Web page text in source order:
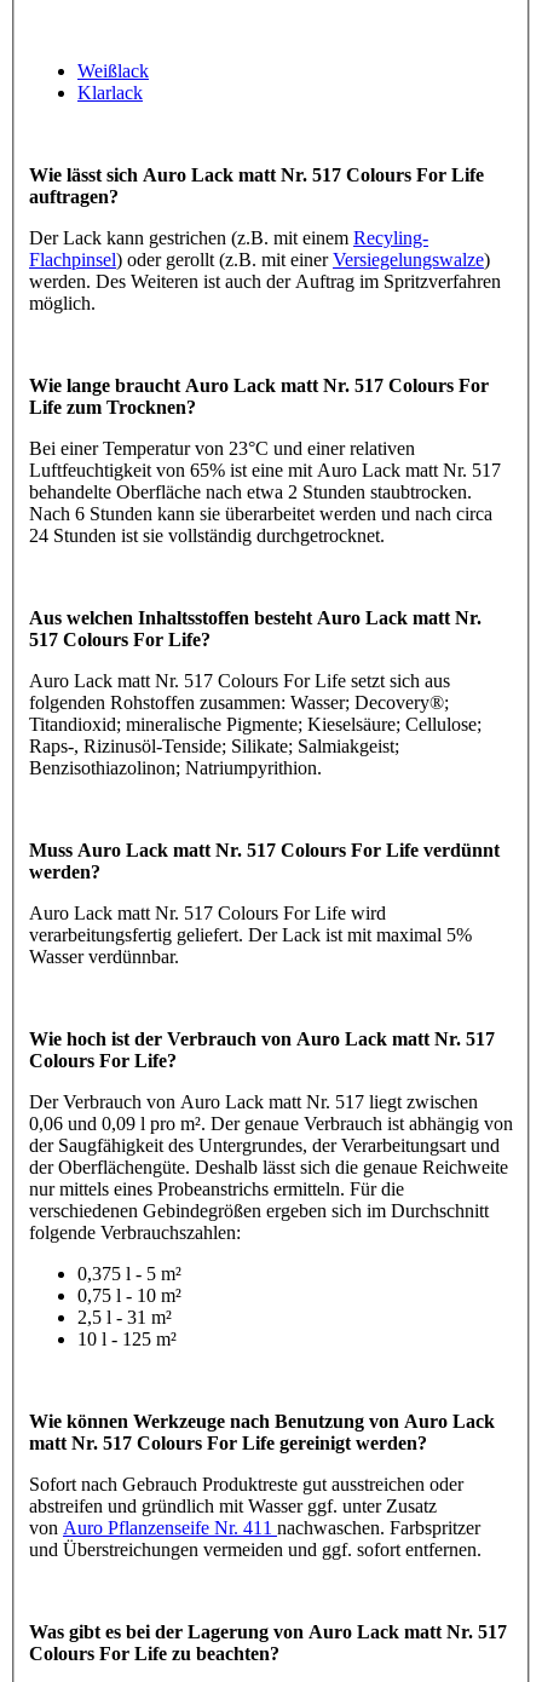
Weißlack
Klarlack
Wie lässt sich Auro Lack matt Nr. 517 Colours For Life
auftragen?
Der Lack kann gestrichen (z.B. mit einem Recyling-
Flachpinsel) oder gerollt (z.B. mit einerVersiegelungswalze)
werden. Des Weiteren ist auch der Auftrag im Spritzverfahren
möglich.
Wie lange braucht Auro Lack matt Nr. 517 Colours For
Life zum Trocknen?
Bei einer Temperatur von 23°C und einer relativen
Luftfeuchtigkeit von 65% ist eine mit Auro Lack matt Nr. 517
behandelte Oberfläche nach etwa 2 Stunden staubtrocken.
Nach 6 Stunden kann sie überarbeitet werden und nach circa
24 Stunden ist sie vollständig durchgetrocknet.
Aus welchen Inhaltsstoffen besteht Auro Lack matt Nr.
517 Colours For Life?
Auro Lack matt Nr. 517 Colours For Life setzt sich aus
folgenden Rohstoffen zusammen: Wasser; Decovery®;
Titandioxid; mineralische Pigmente; Kieselsäure; Cellulose;
Raps-, Rizinusöl-Tenside; Silikate; Salmiakgeist;
Benzisothiazolinon; Natriumpyrithion.
Muss Auro Lack matt Nr. 517 Colours For Life verdünnt
werden?
Auro Lack matt Nr. 517 Colours For Life wird
verarbeitungsfertig geliefert. Der Lack ist mit maximal 5%
Wasser verdünnbar.
Wie hoch ist der Verbrauch von Auro Lack matt Nr. 517
Colours For Life?
Der Verbrauch von Auro Lack matt Nr. 517 liegt zwischen
0,06 und 0,09 l pro m². Der genaue Verbrauch ist abhängig von
der Saugfähigkeit des Untergrundes, der Verarbeitungsart und
der Oberflächengüte. Deshalb lässt sich die genaue Reichweite
nur mittels eines Probeanstrichs ermitteln. Für die
verschiedenen Gebindegrößen ergeben sich im Durchschnitt
folgende Verbrauchszahlen:
0,375 l - 5 m²
0,75 l - 10 m²
2,5 l - 31 m²
10 l - 125 m²
Wie können Werkzeuge nach Benutzung von Auro Lack
matt Nr. 517 Colours For Life gereinigt werden?
Sofort nach Gebrauch Produktreste gut ausstreichen oder
abstreifen und gründlich mit Wasser ggf. unter Zusatz
von Auro Pflanzenseife Nr. 411 nachwaschen. Farbspritzer
und Überstreichungen vermeiden und ggf. sofort entfernen.
Was gibt es bei der Lagerung von Auro Lack matt Nr. 517
Colours For Life zu beachten?